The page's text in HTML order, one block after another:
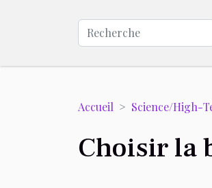
Accueil Science/High-
Choisir la